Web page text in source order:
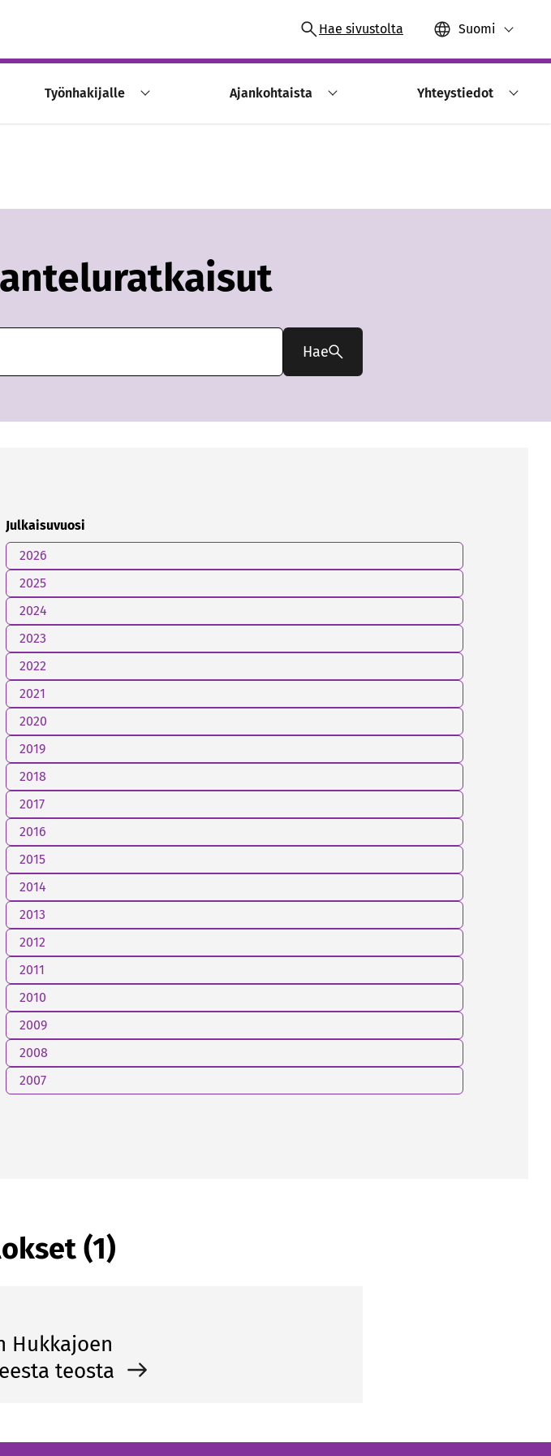
Hae sivustolta Suomi
Työnhakijalle Ajankohtaista Yhteystiedot
Hae
Julkaisuvuosi
2026
2025
2024
2023
2022
2021
2020
2019
2018
2017
2016
2015
2014
2013
2012
2011
2010
2009
2008
2007
(1)
Hukkajoen
teosta